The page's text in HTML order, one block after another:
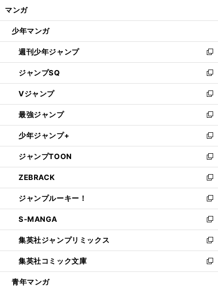
ウ
開
く
マンガ
少年マンガ
週刊少年ジャンプ
新
し
い
ウ
ィ
ン
ド
ウ
で
開
く
ジャンプSQ
新
し
い
ウ
ィ
ン
ド
ウ
で
開
く
Vジャンプ
新
し
い
ウ
ィ
ン
ド
ウ
で
開
く
最強ジャンプ
新
し
い
ウ
ィ
ン
ド
ウ
で
開
く
少年ジャンプ+
新
し
い
ウ
ィ
ン
ド
ウ
で
開
く
ジャンプTOON
新
し
い
ウ
ィ
ン
ド
ウ
で
開
く
ZEBRACK
新
し
い
ウ
ィ
ン
ド
ウ
で
開
ジャンプルーキー！
新
し
い
ウ
ィ
ン
ド
ウ
S-MANGA
新
し
い
ウ
ィ
ン
集英社ジャンプリミックス
新
し
い
ウ
集英社コミック文庫
新
し
青年マンガ